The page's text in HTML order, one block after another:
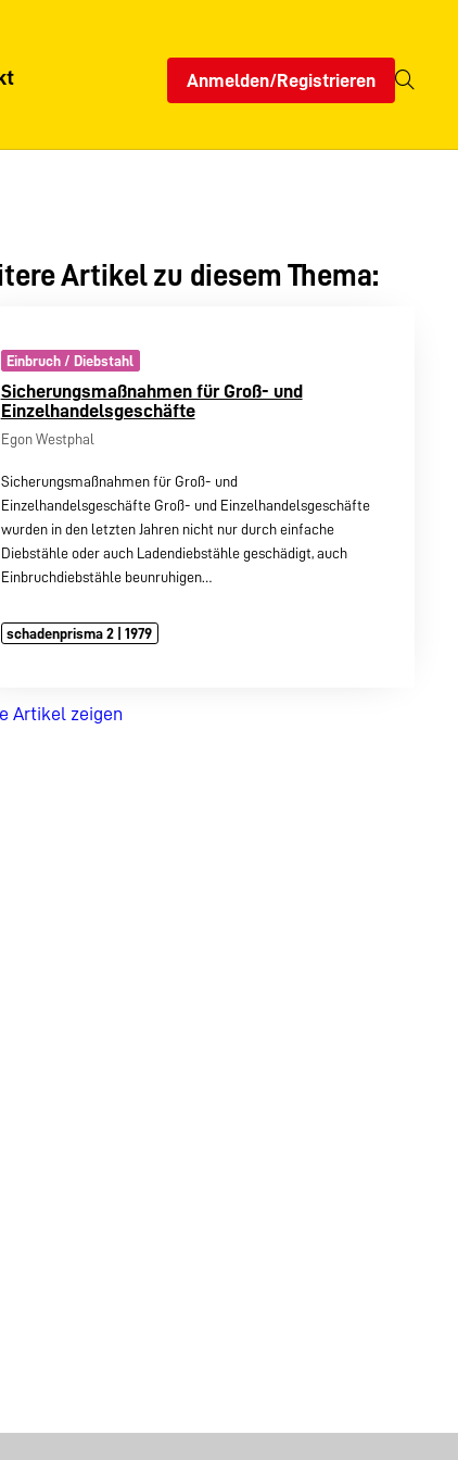
Anmelden/Registrieren
Artikel zu diesem Thema:
Einbruch / Diebstahl
Sicherungsmaßnahmen für Groß- und
Einzelhandelsgeschäfte
Egon Westphal
Sicherungsmaßnahmen für Groß- und
Einzelhandelsgeschäfte Groß- und Einzelhandelsgeschäfte
wurden in den letzten Jahren nicht nur durch einfache
Diebstähle oder auch Ladendiebstähle geschädigt, auch
Einbruchdiebstähle beunruhigen…
schadenprisma 2 | 1979
Artikel zeigen